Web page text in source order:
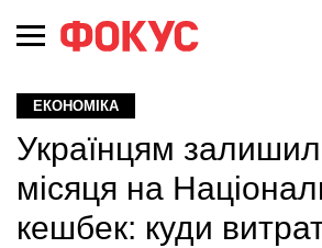
ЕКОНОМІКА
Українцям
місяця на
кешбек: куди